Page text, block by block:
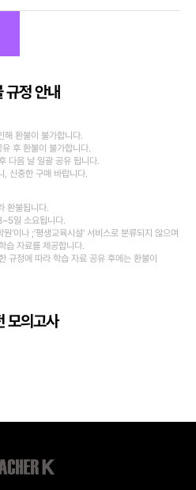
규정 안내
해 환불이 불가합니다.
후 환불이 불가합니다.
다음 날 일괄 공유 됩니다.
, 신중한 구매 바랍니다.
환불됩니다.
일 소요됩니다.
’이나 ;’평생교육시설’ 서비스로 분류되지 않으며
습 자료를 제공합니다.
규정에 따라 학습 자료 공유 후에는 환불이
모의고사